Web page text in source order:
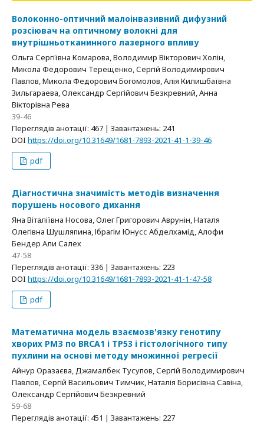
Волоконно-оптичний малоінвазивний дифузний
розсіювач на оптичному волокні для
внутрішньотканинного лазерного впливу
Ольга Сергіївна Комарова, Володимир Вікторович Холін,
Микола Федорович Терещенко, Сергій Володимирович
Павлов, Микола Федорович Богомолов, Алія Килишбаївна
Зильгараева, Олександр Сергійович Безкревний, Анна
Вікторівна Рева
39-46
Переглядів анотації: 467 | Завантажень: 241
DOI https://doi.org/10.31649/1681-7893-2021-41-1-39-46
pdf
Діагностична значимість методів визначення
порушень носового дихання
Яна Віталіївна Носова, Олег Григорович Аврунін, Наталя
Олегівна Шушляпина, Ібрагім Юнусс Абделхамід, Алофи
Бендер Али Салех
47-58
Переглядів анотації: 336 | Завантажень: 223
DOI https://doi.org/10.31649/1681-7893-2021-41-1-47-58
pdf
Математична модель взаємозв'язку генотипу
хворих РМЗ по BRCA1 і TP53 і гістологічного типу
пухлини на основі методу множинної регресії
Айнур Оразаєва, Джамалбек Тусупов, Сергій Володимирович
Павлов, Сергій Васильович Тимчик, Наталія Борисівна Савіна,
Олександр Сергійович Безкревний
59-68
Переглядів анотації: 451 | Завантажень: 227